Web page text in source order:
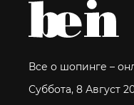
Все о шопинге –
Суббота, 8 Август